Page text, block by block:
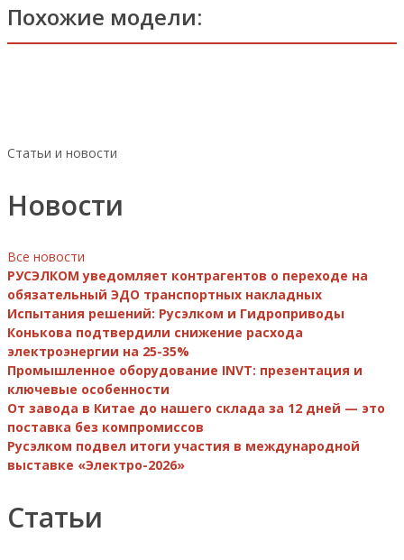
Похожие модели:
Статьи и новости
Новости
Все новости
РУСЭЛКОМ уведомляет контрагентов о переходе на
обязательный ЭДО транспортных накладных
Испытания решений: Русэлком и Гидроприводы
Конькова подтвердили снижение расхода
электроэнергии на 25-35%
Промышленное оборудование INVT: презентация и
ключевые особенности
От завода в Китае до нашего склада за 12 дней — это
поставка без компромиссов
Русэлком подвел итоги участия в международной
выставке «Электро-2026»
Статьи